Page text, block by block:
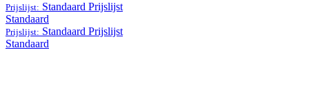
Prijslijst: Standaard Prijslijst
Standaard
Prijslijst: Standaard Prijslijst
Standaard